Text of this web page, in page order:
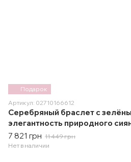
Подарок
Артикул: 02710166612
Серебряный браслет с
элегантность природного
7 821 грн 11 449 грн
Нет в наличии